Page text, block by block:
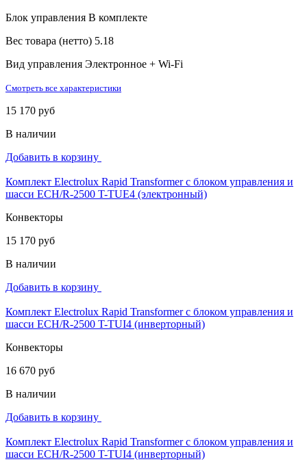
Блок управления В комплекте
Вес товара (нетто) 5.18
Вид управления Электронное + Wi-Fi
Смотреть все характеристики
15 170 руб
В наличии
Добавить в корзину
Комплект Electrolux Rapid Transformer с блоком управления и
шасси ECH/R-2500 T-TUE4 (электронный)
Конвекторы
15 170 руб
В наличии
Добавить в корзину
Комплект Electrolux Rapid Transformer с блоком управления и
шасси ECH/R-2500 T-TUI4 (инверторный)
Конвекторы
16 670 руб
В наличии
Добавить в корзину
Комплект Electrolux Rapid Transformer с блоком управления и
шасси ECH/R-2500 T-TUI4 (инверторный)